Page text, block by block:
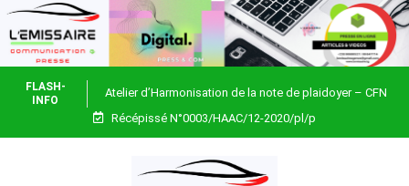
FLASH-
INFO
Atelier d’Harmonisation de la note de plaidoyer – CFN
Togo
Récépissé N°0003/HAAC/12-2020/pl/p